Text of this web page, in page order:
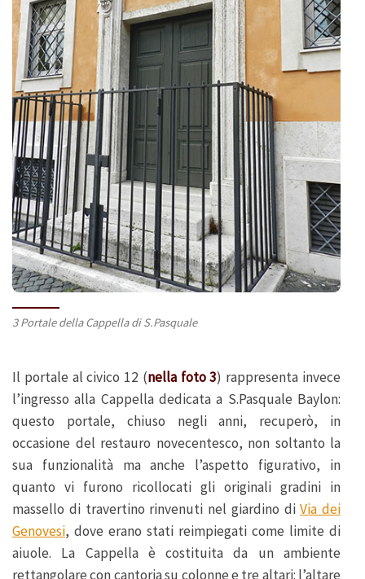
3 Portale della Cappella di S.Pasquale
Il portale al civico 12 (nella foto 3) rappresenta invece
l’ingresso alla Cappella dedicata a S.Pasquale Baylon:
questo portale, chiuso negli anni, recuperò, in
occasione del restauro novecentesco, non soltanto la
sua funzionalità ma anche l’aspetto figurativo, in
quanto vi furono ricollocati gli originali gradini in
massello di travertino rinvenuti nel giardino diVia dei
Genovesi, dove erano stati reimpiegati come limite di
aiuole. La Cappella è costituita da un ambiente
rettangolare con cantoria su colonne e tre altari: l’altare